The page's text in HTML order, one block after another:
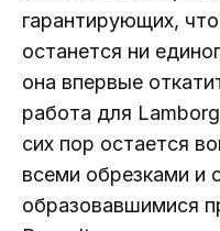
гарантирующих,
останется ни
она впервые
работа для
сих пор остается
всеми обрезками и
образовавшимися